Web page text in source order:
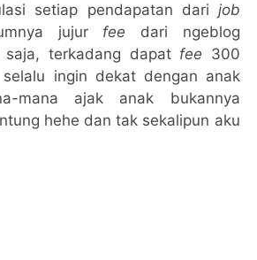
setiap pendapatan dari job
jujur fee dari ngeblog
saja, terkadang dapat fee 300
ingin dekat dengan anak
mana ajak anak bukannya
hehe dan tak sekalipun aku